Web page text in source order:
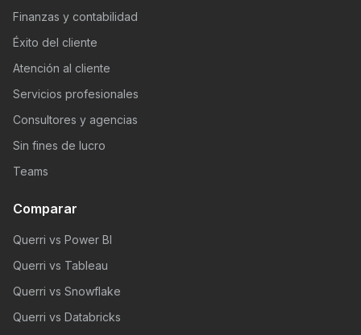
Finanzas y contabilidad
Éxito del cliente
Atención al cliente
Servicios profesionales
Consultores y agencias
Sin fines de lucro
Teams
Comparar
Querri vs Power BI
Querri vs Tableau
Querri vs Snowflake
Querri vs Databricks